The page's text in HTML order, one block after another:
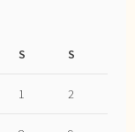
S S
1 2